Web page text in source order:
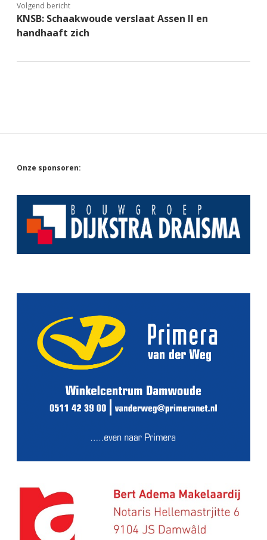
Volgend bericht
KNSB: Schaakwoude verslaat Assen II en
handhaaft zich
Sidebar
Onze sponsoren: